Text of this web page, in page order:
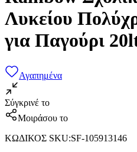
Λυκείου
για Παγούρι
Αγαπημένα
Σύγκρινέ το
Μοιράσου το
ΚΩΔΙΚΟΣ SKU:SF-105913146